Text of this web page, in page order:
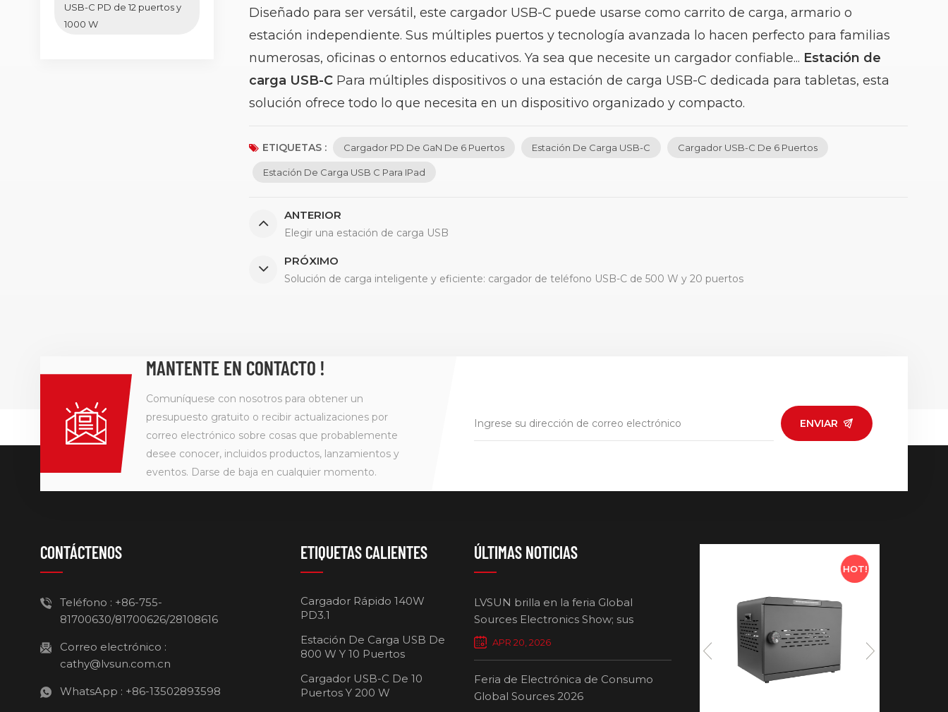
Diseñado para ser versátil, este cargador USB-C puede usarse como carrito de carga, armario o
estación independiente. Sus múltiples puertos y tecnología avanzada lo hacen perfecto para familias
numerosas, oficinas o entornos educativos. Ya sea que necesite un cargador confiable... Estación de
carga USB-C Para múltiples dispositivos o una estación de carga USB-C dedicada para tabletas, esta
solución ofrece todo lo que necesita en un dispositivo organizado y compacto.
ETIQUETAS : Cargador PD De GaN De 6 Puertos Estación De Carga USB-C Cargador USB-C De 6 Puertos
Estación De Carga USB C Para IPad
ANTERIOR
Elegir una estación de carga USB
PRÓXIMO
Solución de carga inteligente y eficiente: cargador de teléfono USB-C de 500 W y 20 puertos
USB-C PD de 12 puertos y
1000 W
MANTENTE EN CONTACTO !
Comuníquese con nosotros para obtener un
presupuesto gratuito o recibir actualizaciones por
correo electrónico sobre cosas que probablemente
desee conocer, incluidos productos, lanzamientos y
eventos. Darse de baja en cualquier momento.
ENVIAR
CONTÁCTENOS
Teléfono : +86-755-
81700630/81700626/28108616
Correo electrónico :
cathy@lvsun.com.cn
WhatsApp : +86-13502893598
ETIQUETAS CALIENTES
Cargador Rápido 140W
PD3.1
Estación De Carga USB De
800 W Y 10 Puertos
Cargador USB-C De 10
Puertos Y 200 W
ÚLTIMAS NOTICIAS
LVSUN brilla en la feria Global
Sources Electronics Show; sus
cargadores multipuerto definen
nuevos estándares para la carga
APR 20, 2026
Feria de Electrónica de Consumo
Global Sources 2026
HOT!